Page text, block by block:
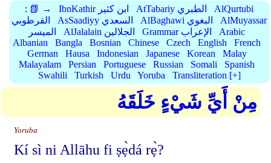
: 📗 → IbnKathir ابن كثير AtTabariy الطبري
AlQurtubi
القرطوبي
AsSaadiyy السعدي AlBaghawi البغوي
AlMuyassar
الميسر
AlJalalain الجلالين Grammar الإعراب
Arabic
Albanian
Bangla Bosnian Chinese Czech English
French
German
Hausa Indonesian Japanese Korean
Malay
Malayalam
Persian Portuguese Russian Somali
Spanish
Swahili
Turkish Urdu Yoruba Transliteration [+]
مِنْ أَيِّ شَيْءٍ خَلَقَهُ
Yoruba
Kí sì ni Allāhu fi ṣẹ̀dá rẹ̀?